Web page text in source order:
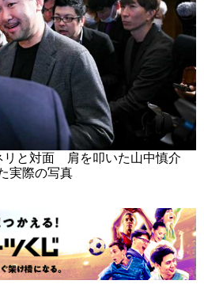
リと対面 肩を叩いた山中慎介
実際の写真